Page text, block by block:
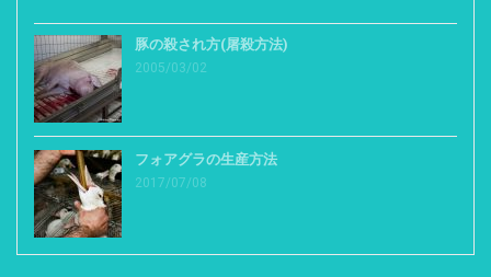
豚の殺され方(屠殺方法)
2005/03/02
フォアグラの生産方法
2017/07/08